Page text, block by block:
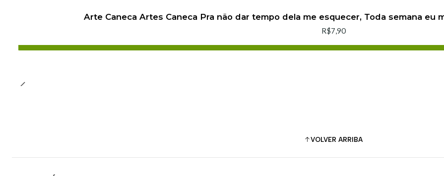
Arte Caneca Artes Caneca Pra não dar tempo dela me esquecer, Toda semana eu
R$7,90
VOLVER ARRIBA